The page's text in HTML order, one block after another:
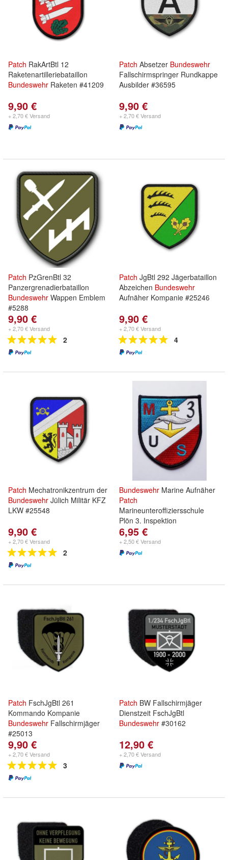
Patch RakArtBtl 12
Raketenartilleriebataillon
Bundeswehr Raketen #41209
9,90 €
+ 2,70 € Versand
Patch Absetzer Bundeswehr
Fallschirmspringer Rundkappe
Ausbilder #36595
9,90 €
+ 2,70 € Versand
Patch PzGrenBtl 32
Panzergrenadierbataillon
Bundeswehr Wappen Emblem
#5288
9,90 €
+ 2,70 € Versand
2
Patch JgBtl 292 Jägerbataillon
Abzeichen Bundeswehr
Aufnäher Kompanie #25246
9,90 €
+ 2,70 € Versand
4
Patch Mechatronikzentrum der
Bundeswehr Jülich Militär KFZ
LKW #25548
9,90 €
+ 2,70 € Versand
2
Bundeswehr Marine Aufnäher
Patch
Marineunteroffiziersschule
Plön 3. Inspektion
6,95 €
+ 2,50 € Versand
Patch FschJgBtl 261
Kommando Kompanie
Bundeswehr Fallschirmjäger
#25013
9,90 €
+ 2,70 € Versand
3
Patch BW Fallschirmjäger
Dienstzeit FschJgBtl
Bundeswehr #30162
12,90 €
+ 2,70 € Versand